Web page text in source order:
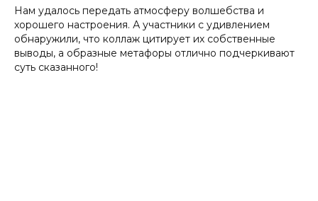
Нам удалось передать атмосферу волшебства и
хорошего настроения. А участники с удивлением
обнаружили, что коллаж цитирует их собственные
выводы, а образные метафоры отлично подчеркивают
суть сказанного!